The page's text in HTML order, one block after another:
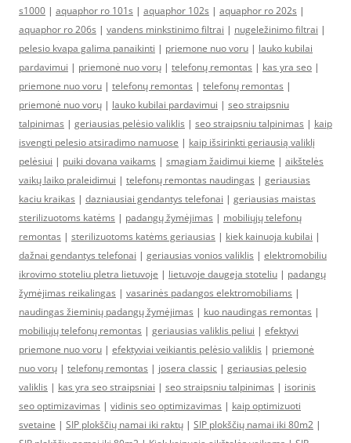
s1000 | aquaphor ro 101s | aquaphor 102s | aquaphor ro 202s |
aquaphor ro 206s | vandens minkstinimo filtrai | nugeležinimo filtrai |
pelesio kvapa galima panaikinti | priemone nuo voru | lauko kubilai
pardavimui | priemonė nuo vorų | telefonų remontas | kas yra seo |
priemone nuo voru | telefonų remontas | telefonų remontas |
priemonė nuo vorų | lauko kubilai pardavimui | seo straipsniu
talpinimas | geriausias pelėsio valiklis | seo straipsniu talpinimas | kaip
isvengti pelesio atsiradimo namuose | kaip išsirinkti geriausią valiklį
pelėsiui | puiki dovana vaikams | smagiam žaidimui kieme | aikštelės
vaikų laiko praleidimui | telefonų remontas naudingas | geriausias
kaciu kraikas | dazniausiai gendantys telefonai | geriausias maistas
sterilizuotoms katėms | padangų žymėjimas | mobiliųjų telefonų
remontas | sterilizuotoms katėms geriausias | kiek kainuoja kubilai |
dažnai gendantys telefonai | geriausias vonios valiklis | elektromobiliu
ikrovimo stoteliu pletra lietuvoje | lietuvoje daugeja stoteliu | padangų
žymėjimas reikalingas | vasarinės padangos elektromobiliams |
naudingas žieminių padangų žymėjimas | kuo naudingas remontas |
mobiliųjų telefonų remontas | geriausias valiklis peliui | efektyvi
priemone nuo voru | efektyviai veikiantis pelėsio valiklis | priemonė
nuo vorų | telefonų remontas | josera classic | geriausias pelesio
valiklis | kas yra seo straipsniai | seo straipsniu talpinimas | isorinis
seo optimizavimas | vidinis seo optimizavimas | kaip optimizuoti
svetaine | SIP plokščių namai iki raktų | SIP plokščių namai iki 80m2 |